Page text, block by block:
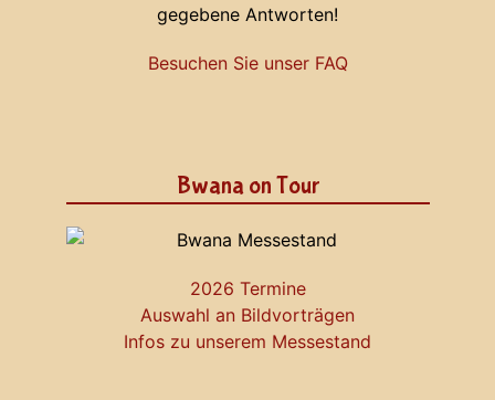
gegebene Antworten!
Besuchen Sie unser FAQ
Bwana on Tour
2026 Termine
Auswahl an Bildvorträgen
Infos zu unserem Messestand